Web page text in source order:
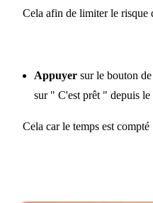
Cela afin de limiter le risque
Appuyer sur le bouton
sur " C'est prêt " depuis le
Cela car le temps est compté